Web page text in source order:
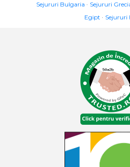
Sejururi Bulgaria Sejururi
Egipt
Sejururi